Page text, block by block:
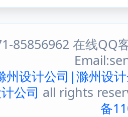
85856962 在线QQ
州设计公司|滁州设
公司 all rights
备